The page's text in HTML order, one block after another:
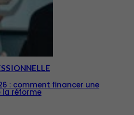
: comment financer une
la réforme